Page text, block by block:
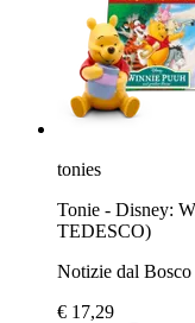
tonies
Tonie - Disney:
TEDESCO)
Notizie dal
€ 17,29